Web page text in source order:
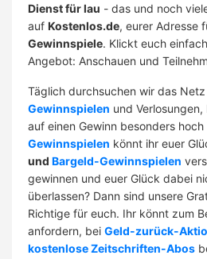
Dienst für lau - das und noch
auf Kostenlos.de, eurer Adresse
Gewinnspiele. Klickt euch
Angebot: Anschauen und
Täglich durchsuchen wir das
Gewinnspielen und
auf einen Gewinn besonders
Gewinnspielen könnt ihr euer
und Bargeld-Gewinnspielen
gewinnen und euer Glück dabei
überlassen? Dann sind unsere
Richtige für euch. Ihr könnt zum
anfordern, bei Geld-zurück-
kostenlose Zeitschriften-Abos